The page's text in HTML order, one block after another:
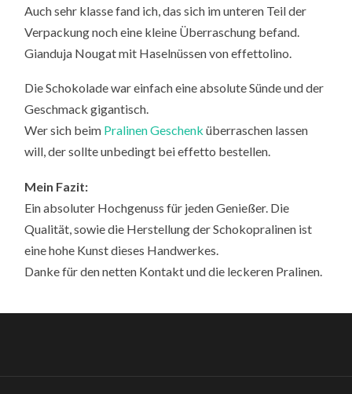
Auch sehr klasse fand ich, das sich im unteren Teil der
Verpackung noch eine kleine Überraschung befand.
Gianduja Nougat mit Haselnüssen von effettolino.
Die Schokolade war einfach eine absolute Sünde und der
Geschmack gigantisch.
Wer sich beim Pralinen Geschenk überraschen lassen
will, der sollte unbedingt bei effetto bestellen.
Mein Fazit:
Ein absoluter Hochgenuss für jeden Genießer. Die
Qualität, sowie die Herstellung der Schokopralinen ist
eine hohe Kunst dieses Handwerkes.
Danke für den netten Kontakt und die leckeren Pralinen.